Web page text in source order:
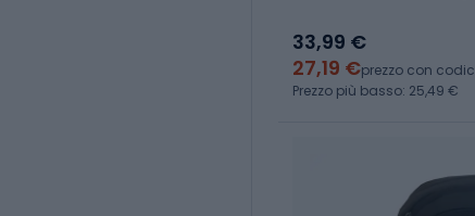
33,99 €
27,19 €prezzo con
Prezzo più basso: 25,49 €